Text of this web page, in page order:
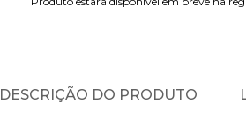
DESCRIÇÃO DO PRODUTO